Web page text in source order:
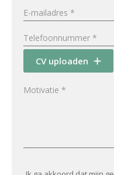
CV uploaden